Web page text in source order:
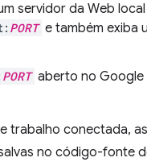
servidor da Web
PORT e também exiba
PORT aberto no Google
trabalho conectada,
no código-fonte